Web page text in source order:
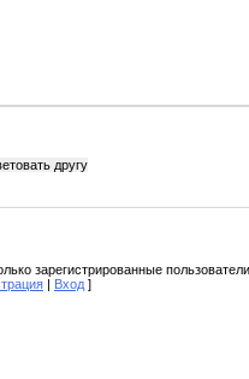
зарегистрированные пользователи.
| Вход ]